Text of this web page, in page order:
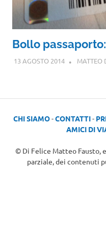
Bollo
13 AGOSTO 2014 MATTEO
CHI SIAMO-CONTATTI-
AMICI DI
© Di Felice Matteo Fausto,
parziale, dei contenuti